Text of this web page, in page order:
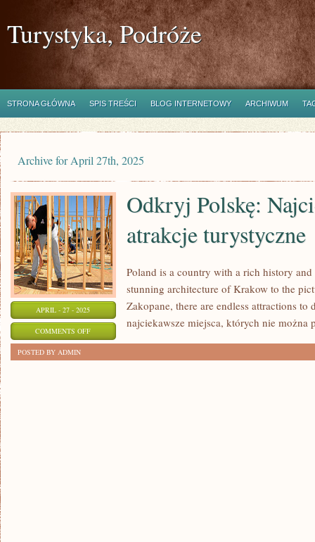
Turystyka, Podróże
STRONA GŁÓWNA SPIS TREŚCI BLOG INTERNETOWY ARCHIWUM
Archive for April 27th, 2025
APRIL - 27 - 2025
COMMENTS OFFON
Odkryj Polskę:
atrakcje turystyczne
Poland is a country with a rich history
stunning architecture of Krakow to the
Zakopane, there are endless attractions
najciekawsze miejsca, których nie można
POSTED BY ADMIN